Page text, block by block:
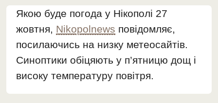
Якою буде погода у Нікополі 27
жовтня, Nikopolnews повідомляє,
посилаючись на низку метеосайтів.
Синоптики обіцяють у п’ятницю дощ і
високу температуру повітря.